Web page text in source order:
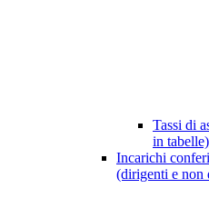
Tassi di
in tabelle)
Incarichi
(dirigenti e non